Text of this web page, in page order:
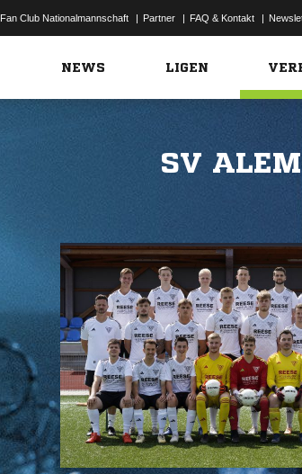
Fan Club Nationalmannschaft | Partner | FAQ & Kontakt |
NEWS LIGEN
SV